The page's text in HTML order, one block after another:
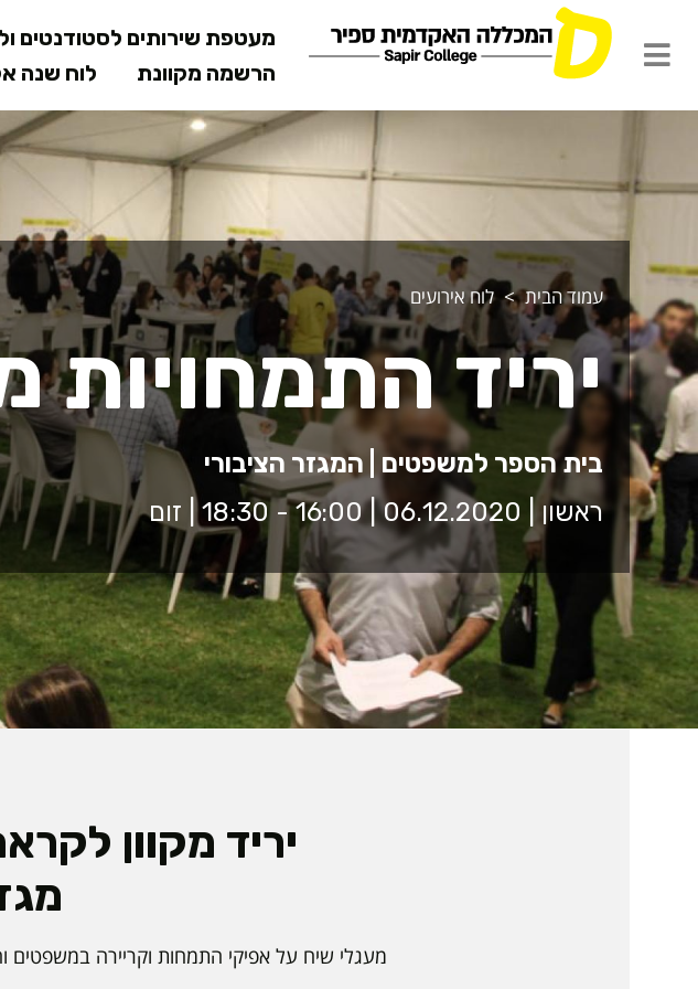
מעטפת שירותים לסטודנטים
הרשמה מקוונת
לוח שנה
עמוד הבית לוח אירועים
יריד התמחויות
בית הספר למשפטים | המגזר הציבורי
ראשון | 06.12.2020 | 16:00 - 18:30 | זום
יריד מקוון
מעגלי שיח על אפיקי התמחות וקריירה במשפטים